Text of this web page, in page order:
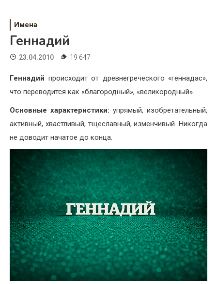
Дети
Свадьба
Хобби
Красота
Недвижимость
Имена
Геннадий
23.04.2010 19 647
Геннадий происходит от древнегреческого «геннадас»,
что переводится как «благородный», «великородный».
Основные характеристики: упрямый, изобретательный,
активный, хвастливый, тщеславный, изменчивый. Никогда
не доводит начатое до конца.